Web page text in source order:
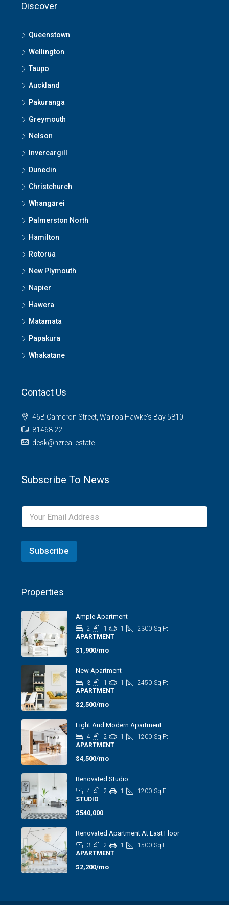
Discover
Queenstown
Wellington
Taupo
Auckland
Pakuranga
Greymouth
Nelson
Invercargill
Dunedin
Christchurch
Whangārei
Palmerston North
Hamilton
Rotorua
New Plymouth
Napier
Hawera
Matamata
Papakura
Whakatāne
Contact Us
46B Cameron Street, Wairoa Hawke's Bay 5810
81468 22
desk@nzreal.estate
Subscribe To News
Subscribe
Properties
Ample Apartment
2 1 1 2300 Sq Ft
APARTMENT
$1,900/mo
New Apartment
3 1 1 2450 Sq Ft
APARTMENT
$2,500/mo
Light And Modern Apartment
4 2 1 1200 Sq Ft
APARTMENT
$4,500/mo
Renovated Studio
4 2 1 1200 Sq Ft
STUDIO
$540,000
Renovated Apartment At Last Floor
3 2 1 1500 Sq Ft
APARTMENT
$2,200/mo